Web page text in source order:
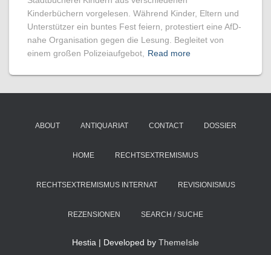
Kinderbüchern vorgelesen. Während Kinder, Eltern und
Unterstützer ein buntes Fest feiern, protestiert eine AfD-
nahe Organisation gegen die Lesung. Begleitet von
einem großen Polizeiaufgebot,
Read more
ABOUT ANTIQUARIAT CONTACT DOSSIER
HOME RECHTSEXTREMISMUS
RECHTSEXTREMISMUS INTERNAT REVISIONISMUS
REZENSIONEN SEARCH / SUCHE
Hestia | Developed by ThemeIsle